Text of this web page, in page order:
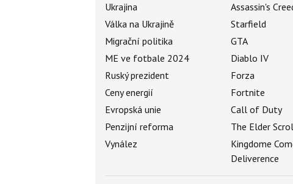
Ukrajina
Válka na Ukrajině
Migrační politika
ME ve fotbale 2024
Ruský prezident
Ceny energií
Evropská unie
Penzijní reforma
Vynález
Assassin's
Starfield
GTA
Diablo IV
Forza
Fortnite
Call of Duty
The Elder
Kingdome
Deliverence